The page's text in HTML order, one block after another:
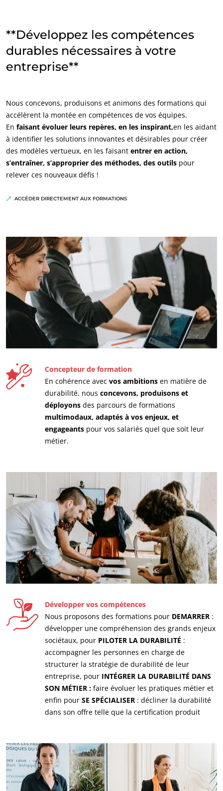
Qui sommes nous ?
Carrières
Japon (japonais)
Amérique
Argentine
(anglais)
Canada (français)
Chili (espagnol)
Colombie (espagnol)
Mexique (espagnol)
Europe
Allemagne (allemand)
Espagne (espagnol)
France (français)
Italie (italien)
Portugal (portugais)
Roumanie
Suisse (allemand)
Turquie
**Développez les compétences
durables nécessaires à votre
entreprise**​
Nous concevons, produisons et animons des formations qui
accélèrent la montée en compétences de vos équipes. ​
En faisant évoluer leurs repères, en les inspirant,en les aidant
à identifier les solutions innovantes et désirables pour créer
des modèles vertueux, en les faisant entrer en action,
s’entraîner, s’approprier des méthodes, des outils pour
relever ces nouveaux défis !​
ACCÉDER DIRECTEMENT AUX FORMATIONS
Concepteur de formation
En cohérence avec vos ambitions en matière de
durabilité, nous concevons, produisons et
déployons des parcours de formations
multimodaux, adaptés à vos enjeux, et
engageants pour vos salariés quel que soit leur
métier.
Développer vos compétences
Nous proposons des formations pour DEMARRER :
développer une compréhension des grands enjeux
sociétaux, pour PILOTER LA DURABILITÉ :
accompagner les personnes en charge de
structurer la stratégie de durabilité de leur
entreprise, pour INTÉGRER LA DURABILITÉ DANS
SON MÉTIER : faire évoluer les pratiques métier et
enfin pour SE SPÉCIALISER : décliner la durabilité
dans son offre telle que la certification produit ​